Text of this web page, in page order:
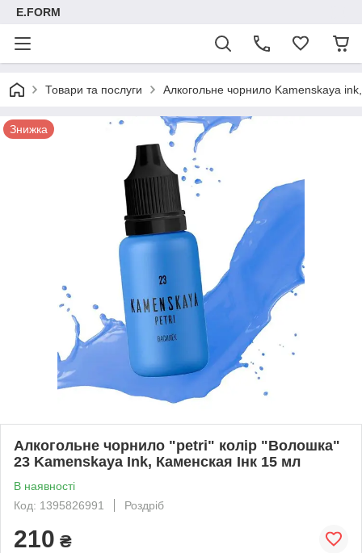
E.FORM
Товари та послуги Алкогольне чорнило Kamenskaya
Знижка
Алкогольне чорнило "petri" колір "Волошка"
23 Kamenskaya Ink, Каменская Інк 15 мл
В наявності
Код: 1395826991
Роздріб
210 ₴